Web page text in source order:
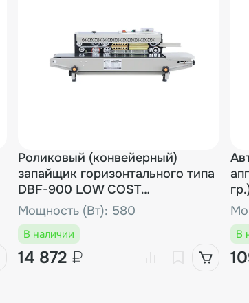
Роликовый (конвейерный)
запайщик горизонтального типа
DBF-900 LOW COST
(Выставочный образец)
Мощность (Вт): 580
В наличии
14 872 ₽
В